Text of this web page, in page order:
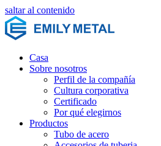
saltar al contenido
Casa
Sobre nosotros
Perfil de la compañía
Cultura corporativa
Certificado
Por qué elegirnos
Productos
Tubo de acero